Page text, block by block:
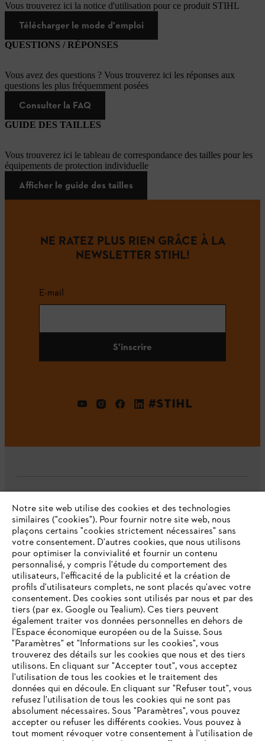
Vous trouverez ici la notice d'utilisation pour ce produit STIHL
Télécharger le mode d'emploi
QUESTIONS / RÉPONSES
Vous avez des questions ? Vous trouverez ici les réponses aux
questions les plus fréquemment posées
Consulter la FAQ
GUIDE DES TAILLES
Vous trouverez ici le tableau de correspondance des tailles pour les
équipements de protection individuelle
Afficher le guide des tailles
NE RATEZ PLUS RIEN GRÂCE À LA
NEWSLETTER STIHL!
E-mail
S'inscrire
#STIHL
L'Entreprise
Questions fréquentes
Service
Politique de protection des données
Mentions légales Cookies
Informations juridiques
VOTRE NAVIGATEUR INTERNET
N'EST PLUS PRIS EN CHARGE
Vous utilisez un navigateur Internet que nous ne prenons plus
en charge, et certaines fonctionnalités de notre site ne
peuvent fonctionner correctement. Pour une utilisation
Notre site web utilise des cookies et des technologies
similaires ("cookies"). Pour fournir notre site web, nous
plaçons certains "cookies strictement nécessaires" sans
votre consentement. D'autres cookies, que nous utilisons
pour optimiser la convivialité et fournir un contenu
personnalisé, y compris l'étude du comportement des
utilisateurs, l'efficacité de la publicité et la création de
profils d'utilisateurs complets, ne sont placés qu'avec votre
consentement. Des cookies sont utilisés par nous et par des
tiers (par ex. Google ou Tealium). Ces tiers peuvent
également traiter vos données personnelles en dehors de
l'Espace économique européen ou de la Suisse. Sous
"Paramètres" et "Informations sur les cookies", vous
trouverez des détails sur les cookies que nous et des tiers
utilisons. En cliquant sur "Accepter tout", vous acceptez
l'utilisation de tous les cookies et le traitement des
données qui en découle. En cliquant sur "Refuser tout", vous
refusez l'utilisation de tous les cookies qui ne sont pas
absolument nécessaires. Sous "Paramètres", vous pouvez
accepter ou refuser les différents cookies. Vous pouvez à
tout moment révoquer votre consentement à l'utilisation de